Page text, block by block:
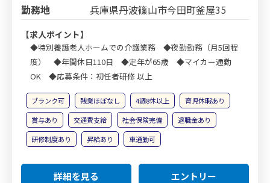
勤務地
兵庫県丹波篠山市今田町釜屋35
【求人ポイント】
◆特別養護老人ホームでの介護業務 ◆夜勤勤務（月5回程
度） ◆年間休日110日 ◆定年が65歳 ◆マイカー通勤
OK ◆応募条件：初任者研修 以上
ブランク可 残業ほぼなし 4週8休以上
育児休暇あり
賞与あり
交通費支給 社会保険完備
退職金あり
研修制度あり
昇給あり 車通勤可
詳細を見る エントリー